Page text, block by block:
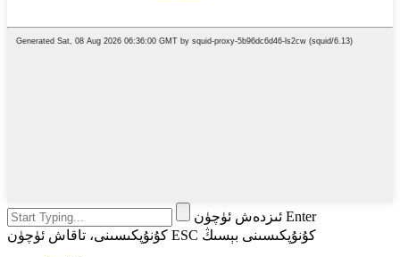
ئىزدەش ئۈچۈن Enter
كۇنۇپكىسىنى، تاقاش ئۈچۈن ESC كۇنۇپكىسىنى بېسىڭ